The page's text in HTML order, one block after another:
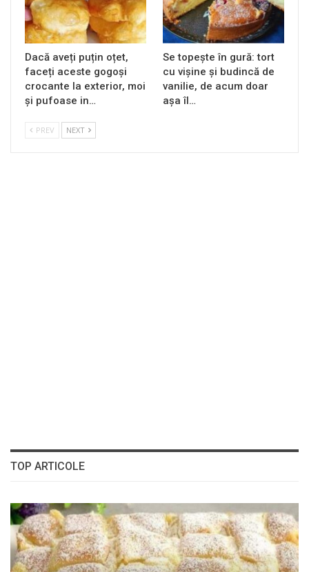
Dacă aveți puțin oțet,
faceți aceste gogoși
crocante la exterior, moi
și pufoase in…
Se topește în gură: tort
cu vișine și budincă de
vanilie, de acum doar
așa îl…
PREV NEXT
TOP ARTICOLE